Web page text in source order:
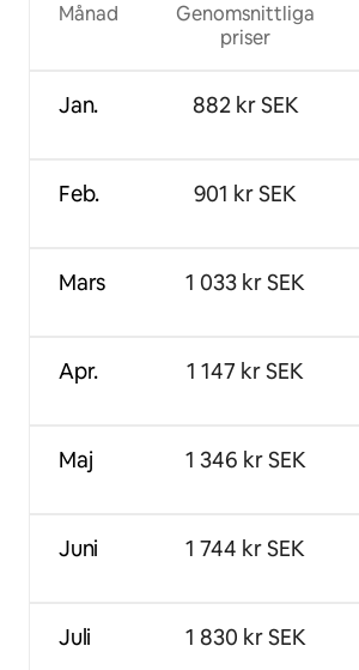
Månad
Jan.
Feb.
Mars
Apr.
Maj
Juni
Juli
Genomsnittliga
priser
882 kr SEK
901 kr SEK
1 033 kr SEK
1 147 kr SEK
1 346 kr SEK
1 744 kr SEK
1 830 kr SEK